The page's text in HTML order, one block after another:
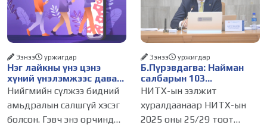
Нэг лайкны үнэ цэнэ
хүний үнэлэмжээс давах
болсон уу?
Ээнээ уржигдар
Нийгмийн сүлжээ бидний
амьдралын салшгүй хэсэг
болсон. Гэвч энэ орчинд
Б.Пүрэвдагва: Найман
салбарын 103
үйлчилгээний
бүртгэлийг цуцалснаар
бизнес эрхлэхэд таатай
нөхцөл бүрдэнэ
Ээнээ уржигдар
НИТХ-ын ээлжит
хуралдаанаар НИТХ-ын
2025 оны 25/29 тоот